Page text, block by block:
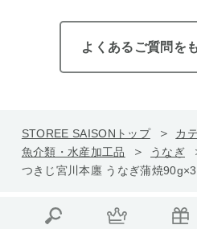
よくあるご質問を
STOREE SAISONトップ カ
魚介類・水産加工品
うなぎ
つきじ宮川本廛 うなぎ蒲焼90g×3